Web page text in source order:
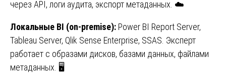
через API, логи аудита, экспорт метаданных. ☁️
Локальные BI (on-premise): Power BI Report Server,
Tableau Server, Qlik Sense Enterprise, SSAS. Эксперт
работает с образами дисков, базами данных, файлами
метаданных. 🖥️